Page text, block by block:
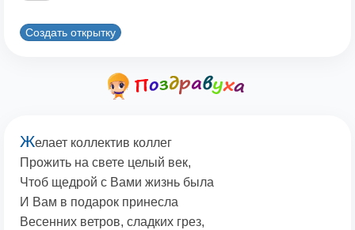
Создать открытку
Желает коллектив коллег
Прожить на свете целый век,
Чтоб щедрой с Вами жизнь была
И Вам в подарок принесла
Весенних ветров, сладких грез,